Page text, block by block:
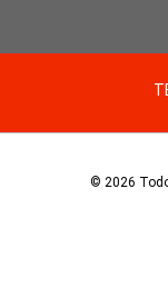
© 2026